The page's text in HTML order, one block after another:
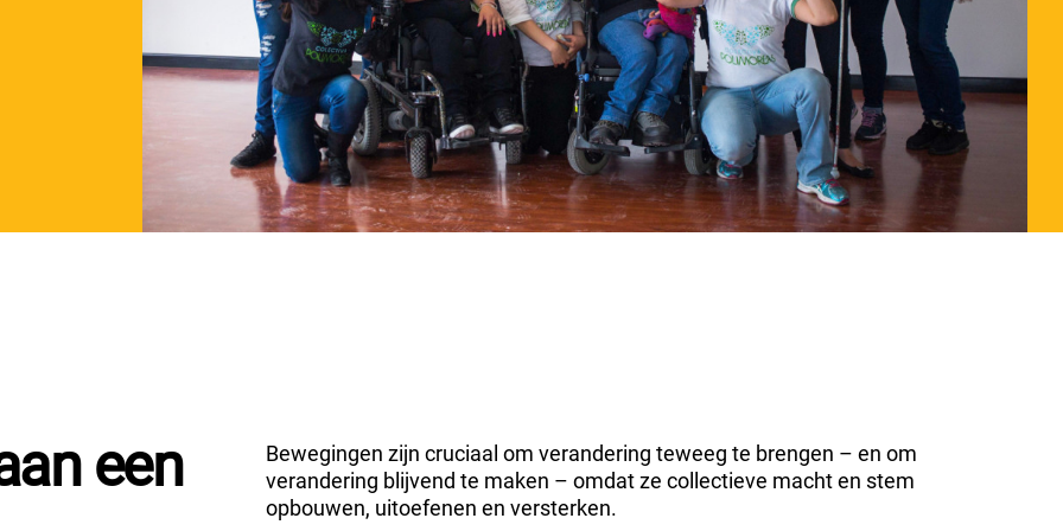
een
Bewegingen zijn cruciaal om verandering teweeg te brengen – en om
verandering blijvend te maken – omdat ze collectieve macht en stem
opbouwen, uitoefenen en versterken.